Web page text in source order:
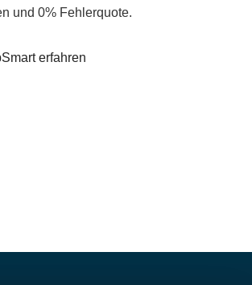
und 0% Fehlerquote.
erfahren